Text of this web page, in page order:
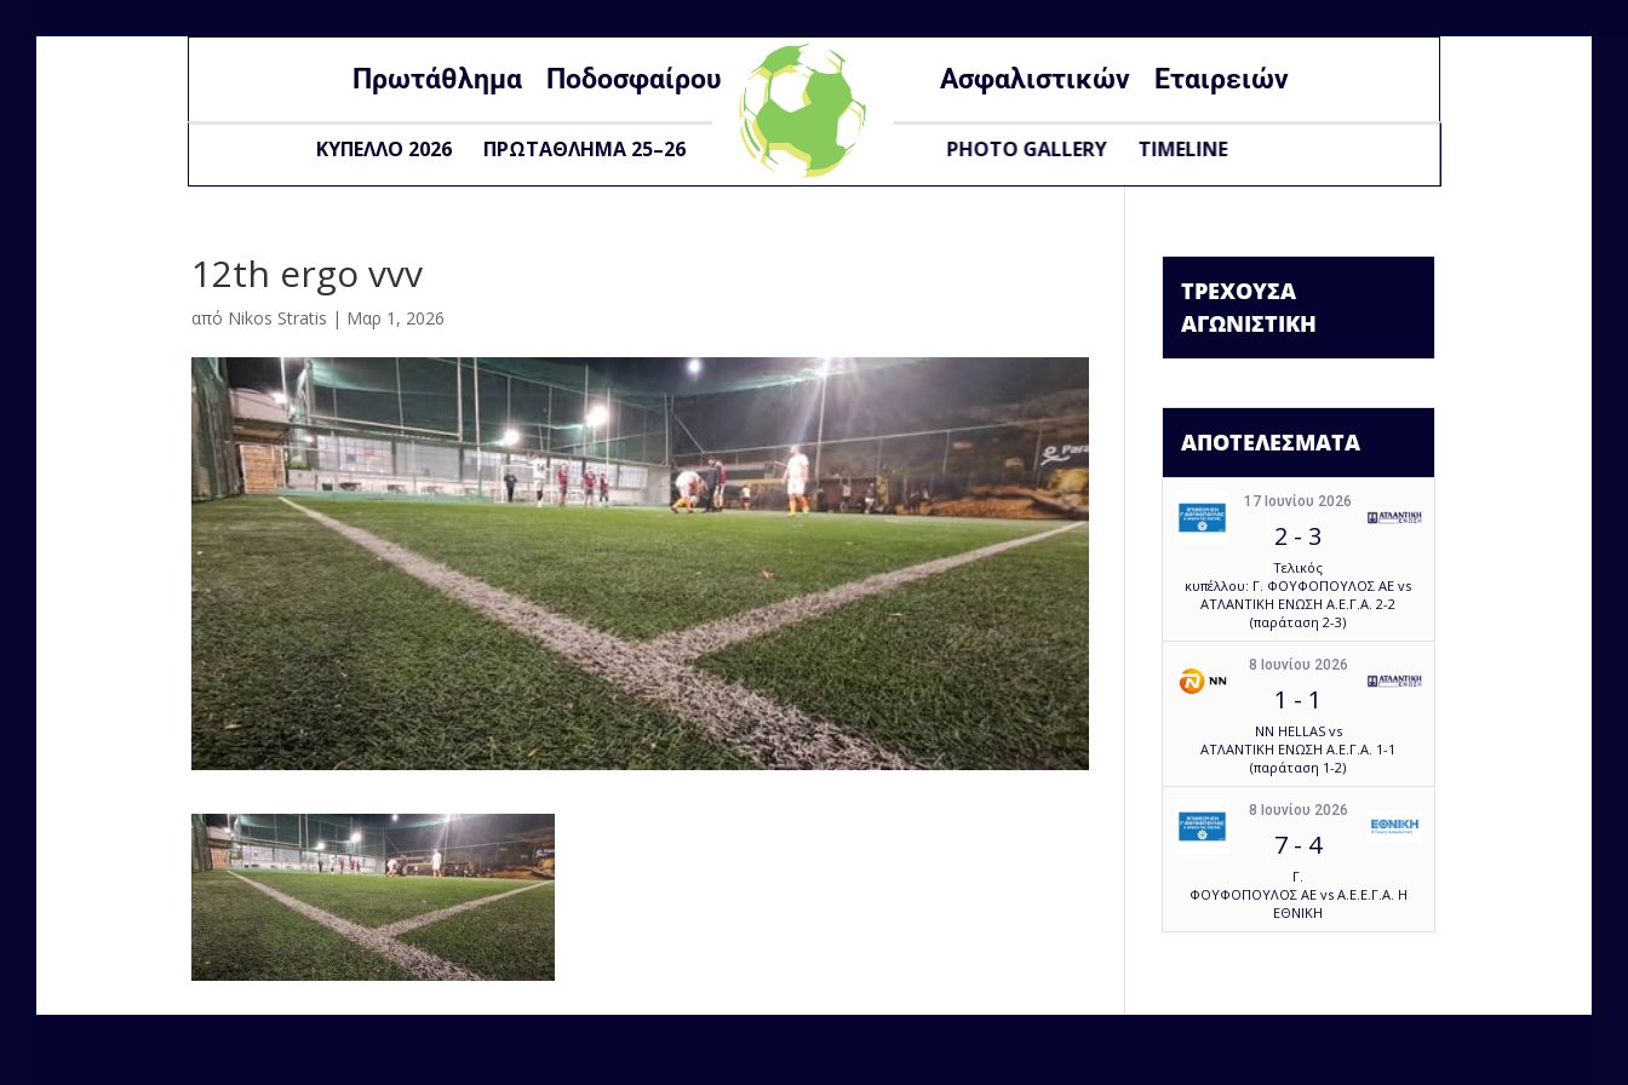
Πρωτάθλημα Ποδοσφαίρου Ασφαλιστικών Εταιρειών
ΚΥΠΕΛΛΟ 2026 ΠΡΩΤΑΘΛΗΜΑ 25–26 PHOTO GALLERY TIMELINE
12th ergo vvv
από Nikos Stratis | Μαρ 1, 2026
ΤΡΕΧΟΥΣΑ
ΑΓΩΝΙΣΤΙΚΗ
ΑΠΟΤΕΛΕΣΜΑΤΑ
17 Ιουνίου 2026
2 - 3
Τελικός
κυπέλλου: Γ. ΦΟΥΦΟΠΟΥΛΟΣ ΑΕ vs
ΑΤΛΑΝΤΙΚΗ ΕΝΩΣΗ Α.Ε.Γ.Α. 2-2
(παράταση 2-3)
8 Ιουνίου 2026
1 - 1
NN HELLAS vs
ΑΤΛΑΝΤΙΚΗ ΕΝΩΣΗ Α.Ε.Γ.Α. 1-1
(παράταση 1-2)
8 Ιουνίου 2026
7 - 4
Γ.
ΦΟΥΦΟΠΟΥΛΟΣ ΑΕ vs Α.Ε.Ε.Γ.Α. Η
ΕΘΝΙΚΗ